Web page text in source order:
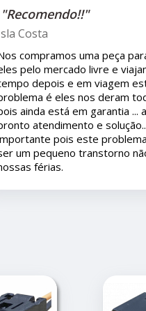
"Recomendo!!"
Ótima empresa ,
funcionários
qualquer garantia
As peças são de
existisse mais
consumidores